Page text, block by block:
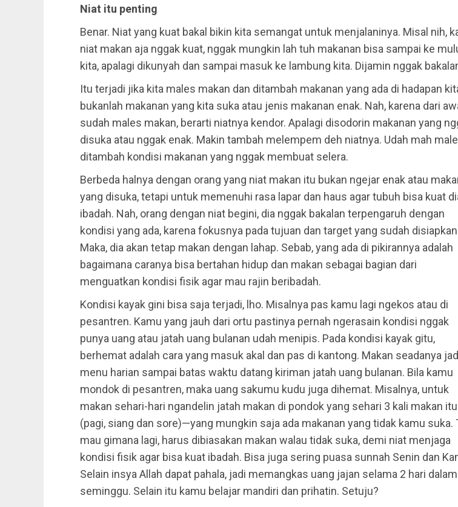
Niat itu penting
Benar. Niat yang kuat bakal bikin kita semangat untuk menjalaninya. Misal nih,
niat makan aja nggak kuat, nggak mungkin lah tuh makanan bisa sampai ke
kita, apalagi dikunyah dan sampai masuk ke lambung kita. Dijamin nggak
Itu terjadi jika kita males makan dan ditambah makanan yang ada di hadapan
bukanlah makanan yang kita suka atau jenis makanan enak. Nah, karena dari
sudah males makan, berarti niatnya kendor. Apalagi disodorin makanan yang
disuka atau nggak enak. Makin tambah melempem deh niatnya. Udah mah
ditambah kondisi makanan yang nggak membuat selera.
Berbeda halnya dengan orang yang niat makan itu bukan ngejar enak atau
yang disuka, tetapi untuk memenuhi rasa lapar dan haus agar tubuh bisa kuat
ibadah. Nah, orang dengan niat begini, dia nggak bakalan terpengaruh dengan
kondisi yang ada, karena fokusnya pada tujuan dan target yang sudah
Maka, dia akan tetap makan dengan lahap. Sebab, yang ada di pikirannya adalah
bagaimana caranya bisa bertahan hidup dan makan sebagai bagian dari
menguatkan kondisi fisik agar mau rajin beribadah.
Kondisi kayak gini bisa saja terjadi, lho. Misalnya pas kamu lagi ngekos atau di
pesantren. Kamu yang jauh dari ortu pastinya pernah ngerasain kondisi nggak
punya uang atau jatah uang bulanan udah menipis. Pada kondisi kayak gitu,
berhemat adalah cara yang masuk akal dan pas di kantong. Makan seadanya
menu harian sampai batas waktu datang kiriman jatah uang bulanan. Bila kamu
mondok di pesantren, maka uang sakumu kudu juga dihemat. Misalnya, untuk
makan sehari-hari ngandelin jatah makan di pondok yang sehari 3 kali makan itu
(pagi, siang dan sore)—yang mungkin saja ada makanan yang tidak kamu suka.
mau gimana lagi, harus dibiasakan makan walau tidak suka, demi niat menjaga
kondisi fisik agar bisa kuat ibadah. Bisa juga sering puasa sunnah Senin dan
Selain insya Allah dapat pahala, jadi memangkas uang jajan selama 2 hari dalam
seminggu. Selain itu kamu belajar mandiri dan prihatin. Setuju?